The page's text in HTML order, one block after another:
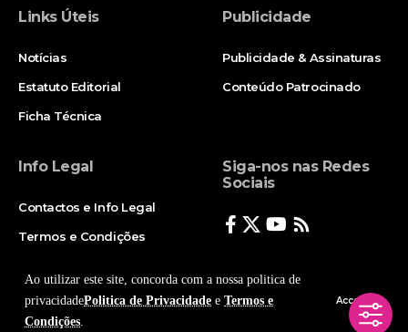
Ao utilizar este site, concorda com a nossa politica de
privacidadePolitica de Privacidade e Termos e
Condições.
Accept
Links Úteis
Notícias
Estatuto Editorial
Ficha Técnica
Publicidade
Publicidade & Assinaturas
Conteúdo Patrocinado
Info Legal
Contactos e Info Legal
Termos e Condições
Siga-nos nas Redes
Sociais